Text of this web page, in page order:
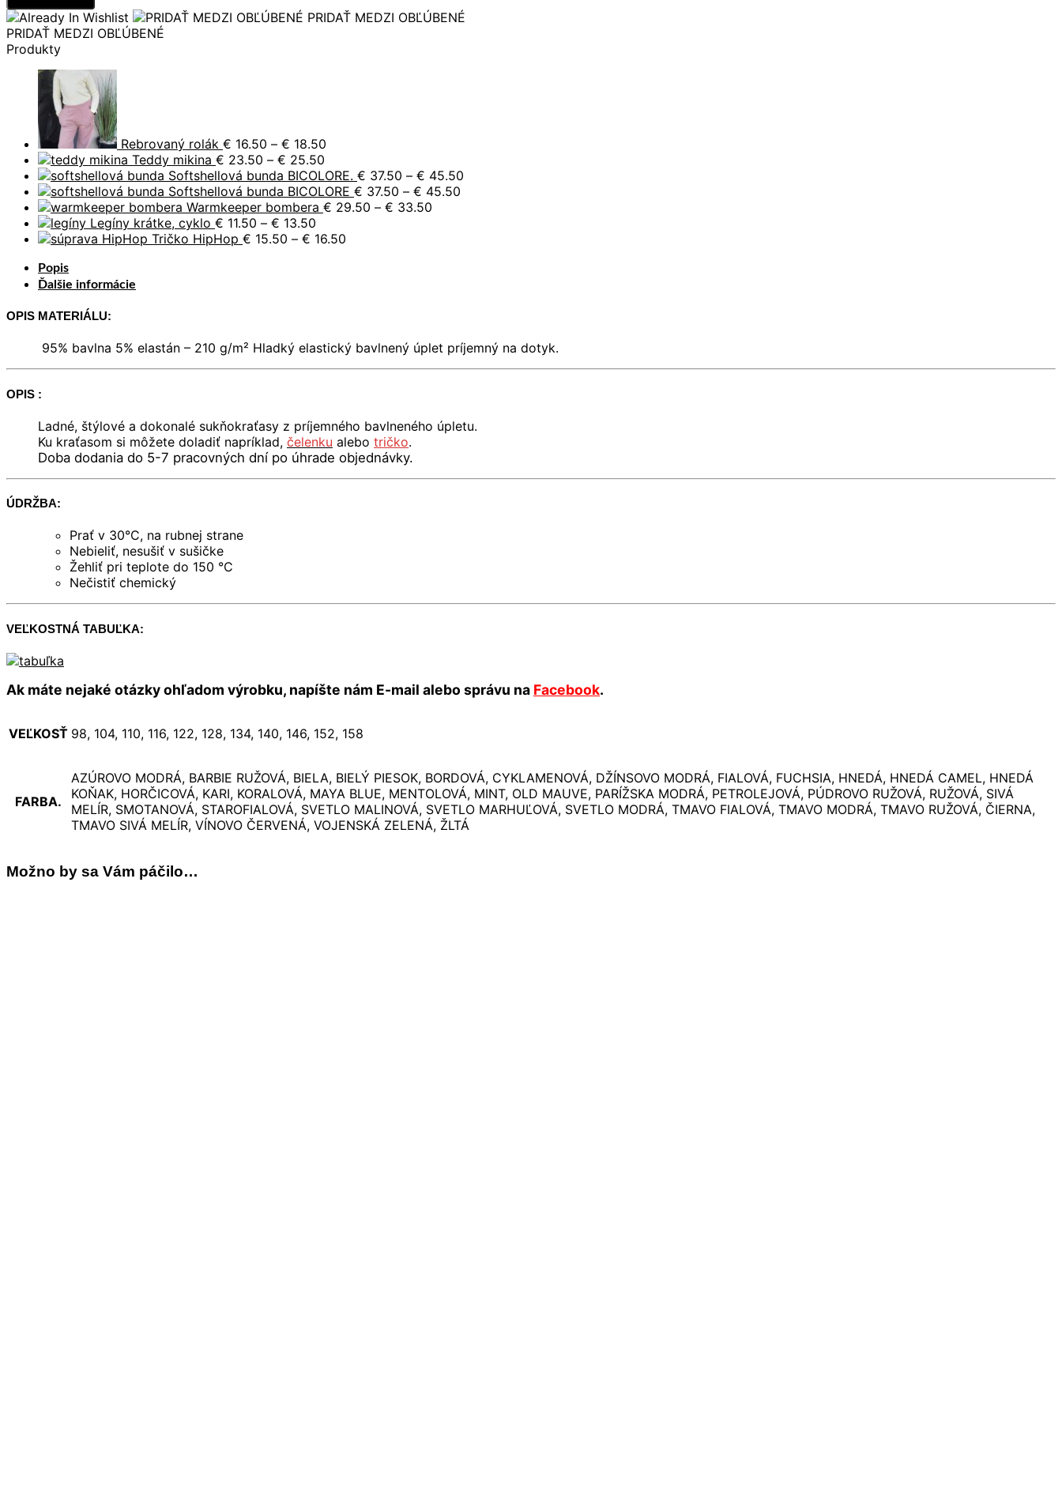
kraťasy
PRIDAŤ MEDZI OBĽÚBENÉ
PRIDAŤ MEDZI OBĽÚBENÉ
Produkty
Rebrovaný rolák € 16.50 – € 18.50
Teddy mikina € 23.50 – € 25.50
range:
€ 23.50
through
Softshellová bunda BICOLORE. € 37.50 – € 45.50
Softshellová bunda BICOLORE € 37.50 – € 45.50
Warmkeeper bombera € 29.50 – € 33.50
Legíny krátke, cyklo € 11.50 – € 13.50
range:
Tričko HipHop € 15.50 – € 16.50
Popis
Ďalšie informácie
OPIS MATERIÁLU:
95% bavlna 5% elastán – 210 g/m² Hladký elastický bavlnený úplet príjemný na dotyk.
OPIS :
Ladné, štýlové a dokonalé sukňokraťasy z príjemného bavlneného úpletu.
Ku kraťasom si môžete doladiť napríklad, čelenku alebo tričko.
Doba dodania do 5-7 pracovných dní po úhrade objednávky.
ÚDRŽBA:
Prať v 30°C, na rubnej strane
Nebieliť, nesušiť v sušičke
Žehliť pri teplote do 150 °C
Nečistiť chemický
VEĽKOSTNÁ TABUĽKA:
Ak máte nejaké otázky ohľadom výrobku, napíšte nám E-mail alebo správu na Facebook.
VEĽKOSŤ 98, 104, 110, 116, 122, 128, 134, 140, 146, 152, 158
FARBA.
AZÚROVO MODRÁ, BARBIE RUŽOVÁ, BIELA, BIELÝ PIESOK, BORDOVÁ, CYKLAMENOVÁ, DŽÍNSOVO MODRÁ, FIALOVÁ, FUCHSIA, HNEDÁ, HNEDÁ CAMEL, HNEDÁ
KOŇAK, HORČICOVÁ, KARI, KORALOVÁ, MAYA BLUE, MENTOLOVÁ, MINT, OLD MAUVE, PARÍŽSKA MODRÁ, PETROLEJOVÁ, PÚDROVO RUŽOVÁ, RUŽOVÁ, SIVÁ
MELÍR, SMOTANOVÁ, STAROFIALOVÁ, SVETLO MALINOVÁ, SVETLO MARHUĽOVÁ, SVETLO MODRÁ, TMAVO FIALOVÁ, TMAVO MODRÁ, TMAVO RUŽOVÁ, ČIERNA,
TMAVO SIVÁ MELÍR, VÍNOVO ČERVENÁ, VOJENSKÁ ZELENÁ, ŽLTÁ
Možno by sa Vám páčilo…